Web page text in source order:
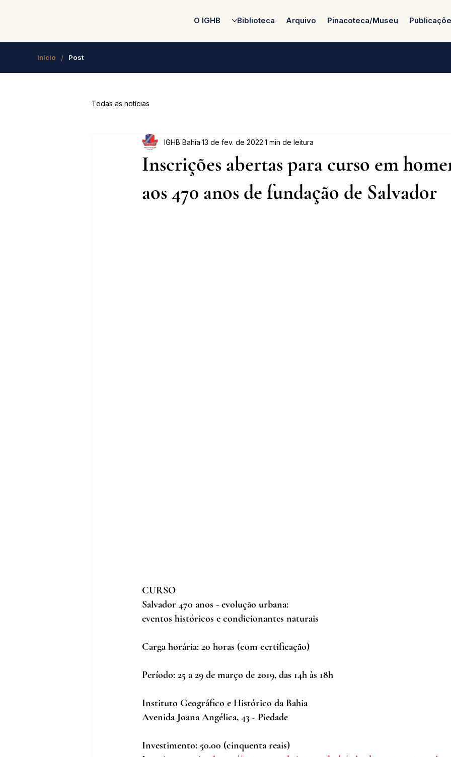
O IGHB Biblioteca Arquivo Pinacoteca/Museu
Início / Post
Todas as notícias
Inscrições abertas para curso em
aos 470 anos de fundação de Salvador
IGHB Bahia 13 de fev. de 2022 1 min de leitura
CURSO
Salvador 470 anos - evolução urbana:
eventos históricos e condicionantes naturais
Carga horária: 20 horas (com certificação)
Período: 25 a 29 de março de 2019, das 14h às 18h
Instituto Geográfico e Histórico da Bahia
Avenida Joana Angélica, 43 - Piedade
Investimento: 50.00 (cinquenta reais)